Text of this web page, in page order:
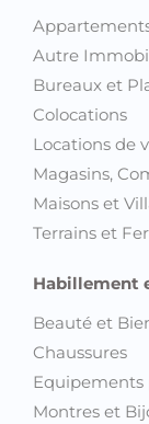
Autre
Bureaux et
Colocations
Locations de
Magasins,
Maisons et
Terrains et
Habillement
Beauté et
Chaussures
Montres et